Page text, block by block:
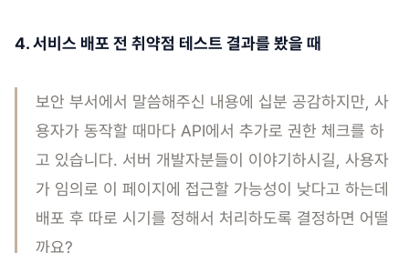
4. 서비스 배포 전 취약점 테스트 결과를 봤을 때
보안 부서에서 말씀해주신 내용에 십분 공감하지만, 사
용자가 동작할 때마다 API에서 추가로 권한 체크를 하
고 있습니다. 서버 개발자분들이 이야기하시길, 사용자
가 임의로 이 페이지에 접근할 가능성이 낮다고 하는데
배포 후 따로 시기를 정해서 처리하도록 결정하면 어떨
까요?